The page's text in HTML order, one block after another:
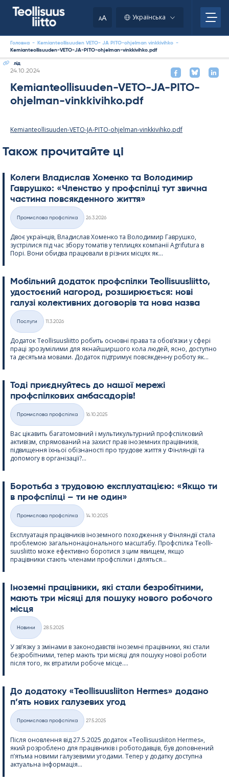
AA Українська
Головна - Kemianteollisuuden VETO- JA PITO-ohjelman vinkkivihko -
Kemianteollisuuden-VETO-JA-PITO-ohjelman-vinkkivihko.pdf
лід
Kirjoitettu
24.10.2024
Kemianteollisuuden-VETO-JA-PITO-
ohjelman-vinkkivihko.pdf
Kemianteollisuuden-VETO-JA-PITO-ohjelman-vinkkivihko.pdf
Також прочитайте ці
Колеги Владислав Хоменко та Володимир
Гаврушко: «Членство у профспілці тут звична
частина повсякденного життя»
Категорії
Промислова профспілка
26.3.2026
Двоє українців, Владислав Хоменко та Володимир Гаврушко,
зустрілися під час збору томатів у теплицях компанії Agri­fu­tura в
Порі. Вони обидва працювали в різних місцях як...
Мобільний додаток профспілки Teol­li­suus­liitto,
удостоєний нагород, розширюється: нові
галузі колективних договорів та нова назва
Категорії
Послуги
11.3.2026
Додаток Teol­li­suus­liitto робить основні права та обов’язки у сфері
праці зрозумілими для якнайширшого кола людей, ясно, доступно
та десятьма мовами. Додаток підтримує повсякденну роботу як...
Тоді приєднуйтесь до нашої мережі
профспілкових амбасадорів!
Категорії
Промислова профспілка
16.10.2025
Вас цікавить багатомовний і мультикультурний профспілковий
активізм, спрямований на захист прав іноземних працівників,
підвищення їхньої обізнаності про трудове життя у Фінляндії та
допомогу в організації?...
Боротьба з трудовою експлуатацією: «Якщо ти
в профспілці – ти не один»
Категорії
Промислова профспілка
14.10.2025
Експлуатація працівників іноземного походження у Фінляндії стала
проблемою загальнонаціонального масштабу. Профспілка Teol­li­
suus­liitto може ефективно боротися з цим явищем, якщо
працівники стають членами профспілки і діляться...
Іноземні працівники, які стали безробітними,
мають три місяці для пошуку нового робочого
місця
Категорії
Новини
28.5.2025
У зв’язку з змінами в законодавстві іноземні працівники, які стали
безробітними, тепер мають три місяці для пошуку нової роботи
після того, як втратили робоче місце....
До додатоку «Teol­li­suus­lii­ton Her­mes» додано
п’ять нових галузевих угод
Категорії
Промислова профспілка
27.5.2025
Після оновлення від 27.5.2025 додаток «Teol­li­suus­lii­ton Her­mes»,
який розроблено для працівників і роботодавців, був доповнений
п’ятьма новими галузевими угодами. Тепер у додатку доступна
актуальна інформація...